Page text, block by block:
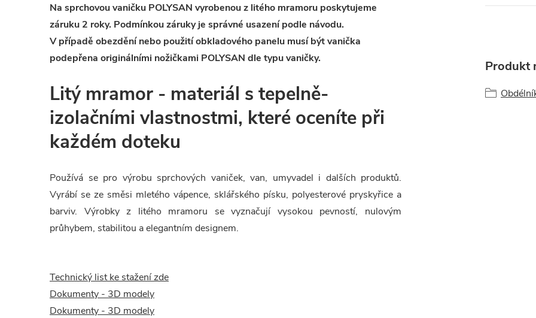
Na sprchovou vaničku POLYSAN vyrobenou z litého mramoru poskytujeme
záruku 2 roky. Podmínkou záruky je správné usazení podle návodu.
V případě obezdění nebo použití obkladového panelu musí být vanička
podepřena originálními nožičkami POLYSAN dle typu vaničky.
Litý mramor - materiál s tepelně-
izolačními vlastnostmi, které oceníte při
každém doteku
Používá se pro výrobu sprchových vaniček, van, umyvadel i dalších produktů.
Vyrábí se ze směsi mletého vápence, sklářského písku, polyesterové pryskyřice a
barviv. Výrobky z litého mramoru se vyznačují vysokou pevností, nulovým
průhybem, stabilitou a elegantním designem.
Technický list ke stažení zde
Dokumenty - 3D modely
Dokumenty - 3D modely
Produkt